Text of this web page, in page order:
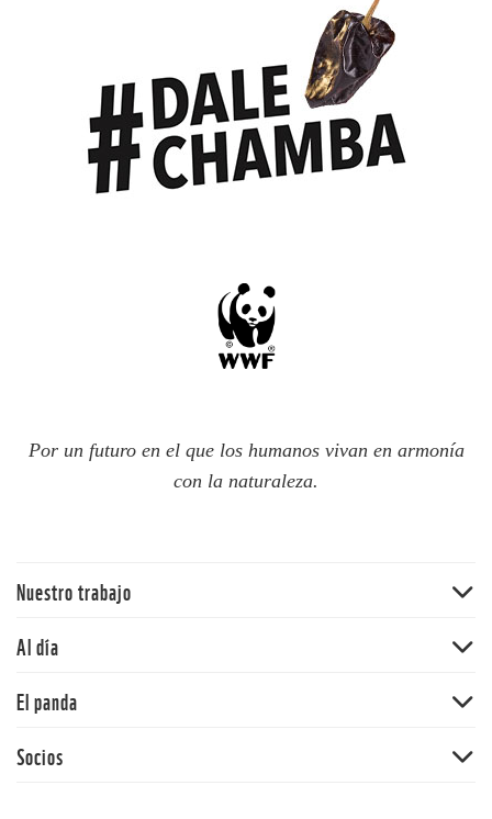
Por un futuro en el que los humanos vivan en armonía
con la naturaleza.
Nuestro trabajo
Cambio climático
Mercados y empresas comunitarias
Al día
Publicaciones
Blog del panda
El panda
Socios